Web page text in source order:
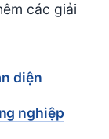
các giải
diện
nghiệp